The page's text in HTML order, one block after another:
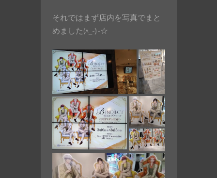
それではまず店内を写真でまと
めました(^_-)-☆